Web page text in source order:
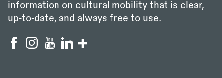
information on cultural mobility that is clear,
up‑to‑date, and always free to use.